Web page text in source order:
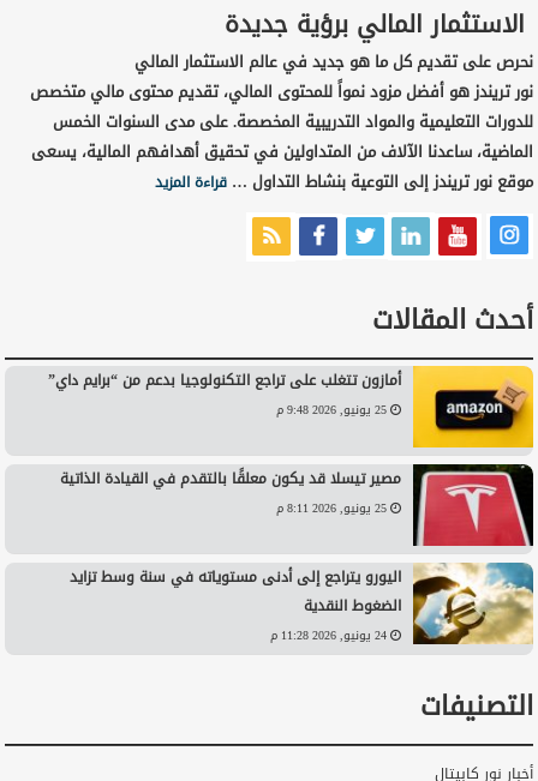
الاستثمار المالي برؤية جديدة
نحرص على تقديم كل ما هو جديد في عالم الاستثمار المالي
نور تريندز هو أفضل مزود نمواً للمحتوى المالي، تقديم محتوى مالي متخصص
للدورات التعليمية والمواد التدريبية المخصصة. على مدى السنوات الخمس
الماضية، ساعدنا الآلاف من المتداولين في تحقيق أهدافهم المالية، يسعى
موقع نور تريندز إلى التوعية بنشاط التداول …قراءة المزيد
أحدث المقالات
أمازون تتغلب على تراجع التكنولوجيا بدعم من “برايم داي”
25 يونيو, 2026 9:48 م
مصير تيسلا قد يكون معلقًا بالتقدم في القيادة الذاتية
25 يونيو, 2026 8:11 م
اليورو يتراجع إلى أدنى مستوياته في سنة وسط تزايد
الضغوط النقدية
24 يونيو, 2026 11:28 م
التصنيفات
أخبار نور كابيتال